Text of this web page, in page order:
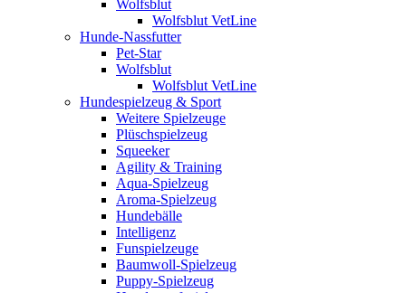
Wolfsblut
Wolfsblut VetLine
Hunde-Nassfutter
Pet-Star
Wolfsblut
Wolfsblut VetLine
Hundespielzeug & Sport
Weitere Spielzeuge
Plüschspielzeug
Squeeker
Agility & Training
Aqua-Spielzeug
Aroma-Spielzeug
Hundebälle
Intelligenz
Funspielzeuge
Baumwoll-Spielzeug
Puppy-Spielzeug